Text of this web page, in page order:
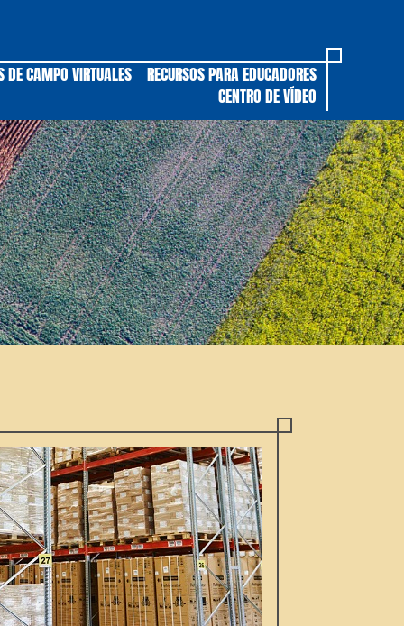
DE CAMPO VIRTUALES RECURSOS PARA EDUCADORES
CENTRO DE VÍDEO